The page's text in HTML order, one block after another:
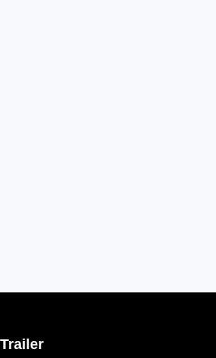
Trailer